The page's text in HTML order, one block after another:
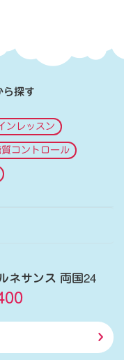
ら探す
ンレッスン
コントロール
ネサンス 両国24